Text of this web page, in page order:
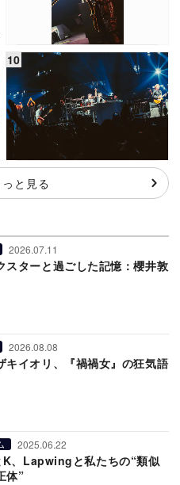
と見る
2026.07.11
スターと過ごした記憶：櫻井敦
2026.08.08
キイオリ、『禍禍女』の狂気語
2025.06.22
、Lapwingと私たちの“類似
体”